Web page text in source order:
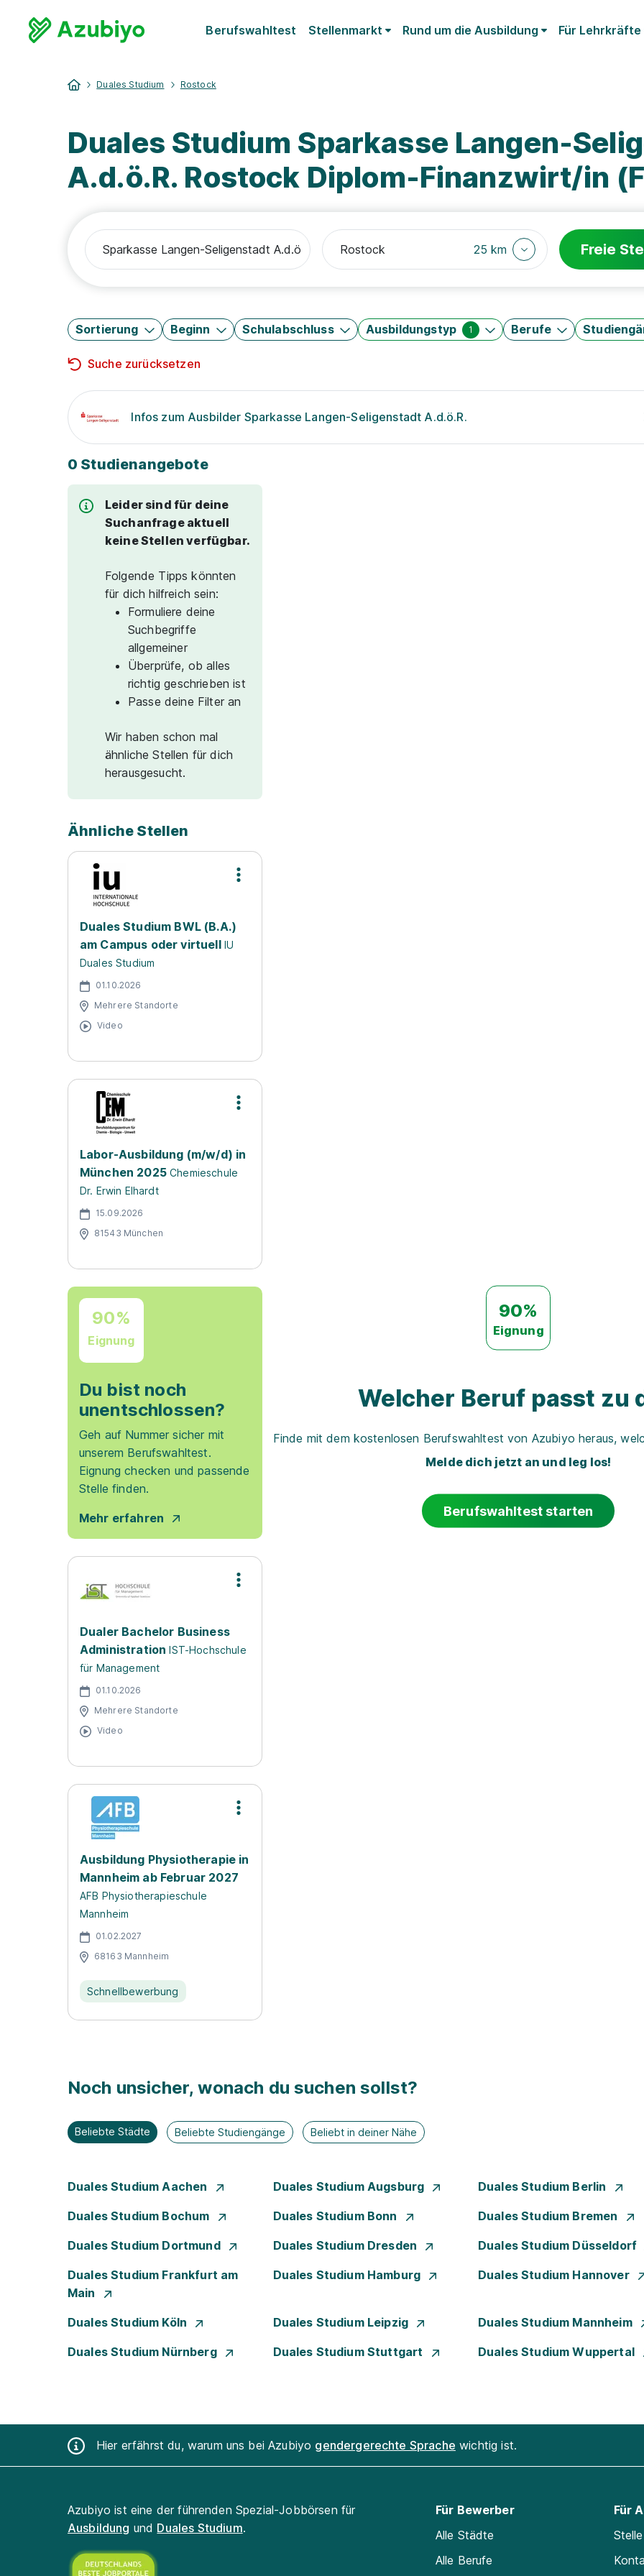
Berufswahltest Stellenmarkt Rund um die Ausbildung Für Lehrkräfte
Duales Studium Rostock
Duales Studium Sparkasse Langen-
A.d.ö.R. Rostock Diplom-Finanzwirt/in
25 km Freie
Sortierung Beginn Schulabschluss Ausbildungstyp 1 Berufe
Suche zurücksetzen
Infos zum Ausbilder Sparkasse Langen-Seligenstadt A.d.ö.R.
0 Studienangebote
Leider sind für deine
Suchanfrage aktuell
keine Stellen verfügbar.
Folgende Tipps könnten
für dich hilfreich sein:
Formuliere deine
Suchbegriffe
allgemeiner
Überprüfe, ob alles
richtig geschrieben ist
Passe deine Filter an
Wir haben schon mal
ähnliche Stellen für dich
herausgesucht.
Ähnliche Stellen
Duales Studium BWL (B.A.)
am Campus oder virtuell IU
Duales Studium
01.10.2026
Mehrere Standorte
Video
Labor-Ausbildung (m/w/d) in
München 2025 Chemieschule
Dr. Erwin Elhardt
15.09.2026
81543 München
90%
Eignung
Du bist noch
unentschlossen?
Geh auf Nummer sicher mit
unserem Berufswahltest.
Eignung checken und passende
Stelle finden.
Mehr erfahren
Dualer Bachelor Business
Administration IST-Hochschule
für Management
01.10.2026
Mehrere Standorte
Video
Ausbildung Physiotherapie in
Mannheim ab Februar 2027
AFB Physiotherapieschule
Mannheim
01.02.2027
68163 Mannheim
Schnellbewerbung
90%
Eignung
Welcher Beruf passt zu
Finde mit dem kostenlosen Berufswahltest von Azubiyo heraus,
Melde dich jetzt an und leg los!
Berufswahltest starten
Noch unsicher, wonach du suchen sollst?
Beliebte Städte Beliebte Studiengänge Beliebt in deiner Nähe
Duales Studium Aachen Duales Studium Augsburg Duales Studium Berlin
Duales Studium Bochum Duales Studium Bonn Duales Studium Bremen
Duales Studium Dortmund Duales Studium Dresden Duales Studium Düsseldorf
Duales Studium Frankfurt am
Main
Duales Studium Hamburg Duales Studium Hannover
Duales Studium Köln Duales Studium Leipzig Duales Studium Mannheim
Duales Studium Nürnberg Duales Studium Stuttgart Duales Studium Wuppertal
Hier erfährst du, warum uns bei Azubiyo gendergerechte Sprache wichtig ist.
Azubiyo ist eine der führenden Spezial-Jobbörsen für
Ausbildung und Duales Studium.
Für Bewerber
Alle Städte
Alle Berufe
Für